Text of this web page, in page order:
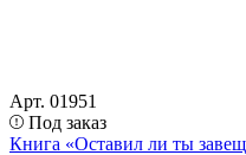
Арт. 01951
Под заказ
Книга «Оставил ли ты